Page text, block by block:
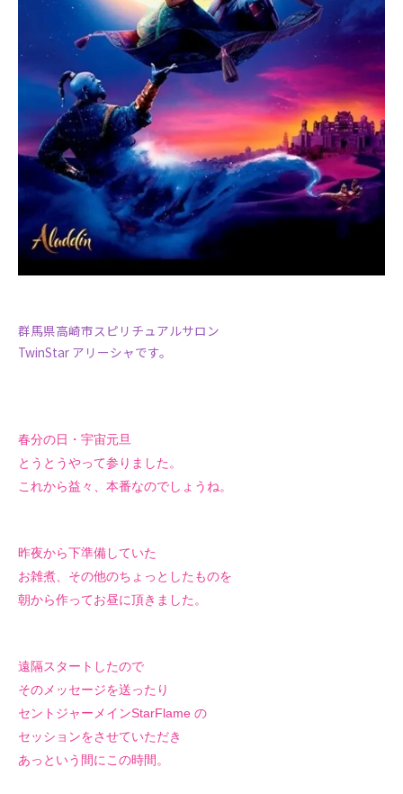
群馬県高崎市スピリチュアルサロン
TwinStar アリーシャです。
春分の日・宇宙元旦
とうとうやって参りました。
これから益々、本番なのでしょうね。
昨夜から下準備していた
お雑煮、その他のちょっとしたものを
朝から作ってお昼に頂きました。
遠隔スタートしたので
そのメッセージを送ったり
セントジャーメインStarFlame の
セッションをさせていただき
あっという間にこの時間。